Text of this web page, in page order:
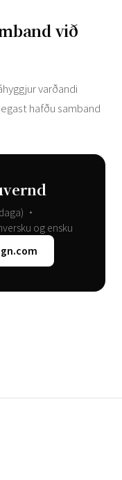
við
varðandi
hafðu samband
•
og ensku